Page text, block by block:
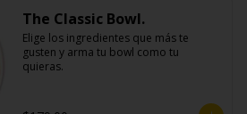
The Classic Bowl.
Elige los ingredientes que más te
gusten y arma tu bowl como tu
quieras.